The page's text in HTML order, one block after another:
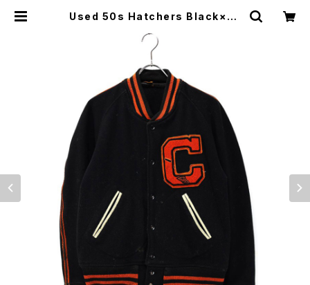
Used 50s Hatchers Black×Or
acket Size L 相当 古着 | ear vin
tage&culture store